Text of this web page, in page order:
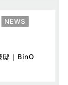
NEWS
邸｜BinO